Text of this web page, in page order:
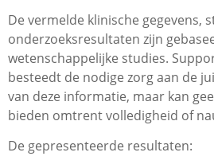
De vermelde klinische gegevens,
onderzoeksresultaten zijn
wetenschappelijke studies.
besteedt de nodige zorg aan de
van deze informatie, maar kan
bieden omtrent volledigheid of
De gepresenteerde resultaten: